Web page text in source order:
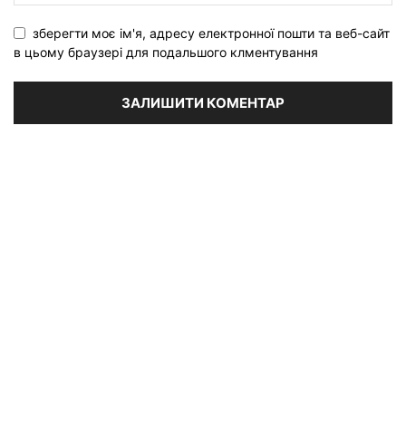
зберегти моє ім'я, адресу електронної пошти та веб-сайт
в цьому браузері для подальшого клментування